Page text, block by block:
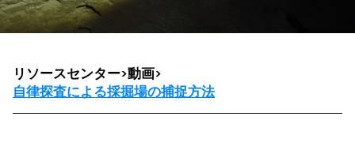
リソースセンター>動画>
自律探査による採掘場の捕捉方法